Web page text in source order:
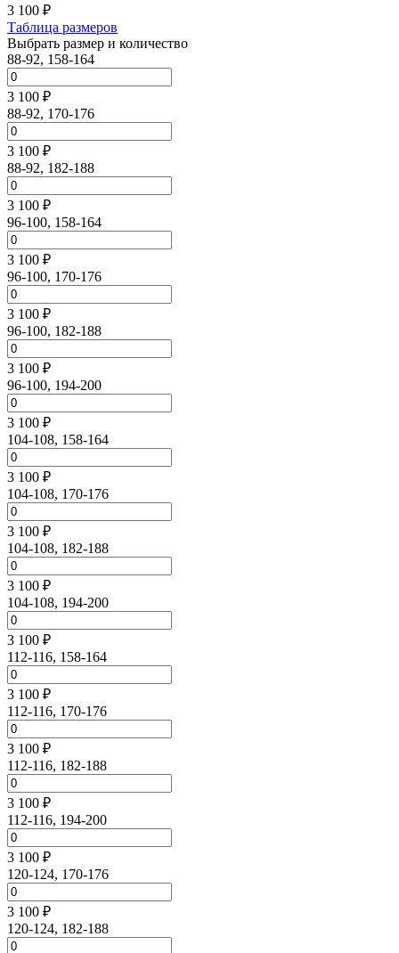
3 100 ₽
Таблица размеров
Выбрать размер и количество
88-92, 158-164
3 100 ₽
88-92, 170-176
3 100 ₽
88-92, 182-188
3 100 ₽
96-100, 158-164
3 100 ₽
96-100, 170-176
3 100 ₽
96-100, 182-188
3 100 ₽
96-100, 194-200
3 100 ₽
104-108, 158-164
3 100 ₽
104-108, 170-176
3 100 ₽
104-108, 182-188
3 100 ₽
104-108, 194-200
3 100 ₽
112-116, 158-164
3 100 ₽
112-116, 170-176
3 100 ₽
112-116, 182-188
3 100 ₽
112-116, 194-200
3 100 ₽
120-124, 170-176
3 100 ₽
120-124, 182-188